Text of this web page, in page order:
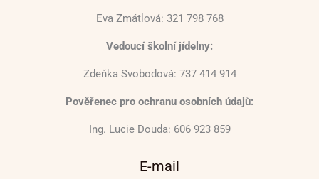
Eva Zmátlová: 321 798 768
Vedoucí školní jídelny:
Zdeňka Svobodová: 737 414 914
Pověřenec pro ochranu osobních údajů:
Ing. Lucie Douda: 606 923 859
E-mail